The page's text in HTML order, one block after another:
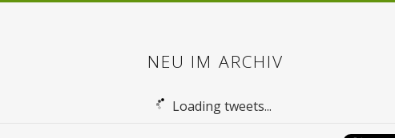
NEU IM ARCHIV
Loading tweets...